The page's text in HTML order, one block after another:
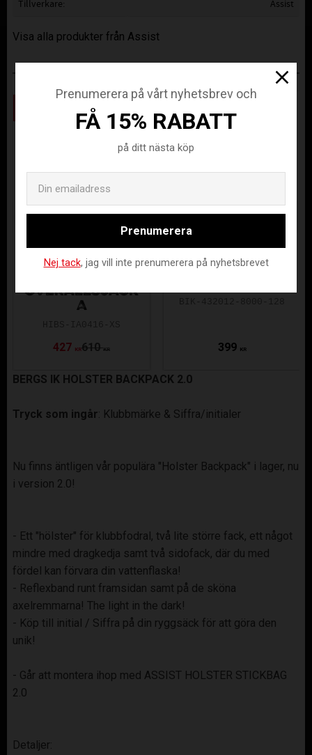
Tillverkare
Assist
Visa alla produkter från Assist
HIBS ENTRADA
OVERALLSJACK
A
427 KR610 KR
BERGS IK PRIME
399 KR
BERGS IK HOLSTER BACKPACK 2.0
Tryck som ingår: Klubbmärke & Siffra/initialer
Nu finns äntligen vår populära "Holster Backpack" i lager, nu
i version 2.0!
- Ett "hölster" för klubbfodral, två lite större fack, ett något
mindre med dragkedja samt två sidofack, där du med
fördel kan förvara din vattenflaska!
- Reflexband runt framsidan samt på de sköna
axelremmarna! The light in the dark!
- Köp till initial / Siffra på din ryggsäck för att göra den
unik!
- Går att montera ihop med ASSIST HOLSTER STICKBAG
2.0
Detaljer:
Prenumerera på vårt nyhetsbrev och
FÅ 15% RABATT
på ditt nästa köp
Prenumerera
Nej tack, jag vill inte prenumerera på nyhetsbrevet